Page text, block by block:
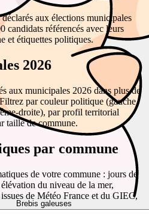
Brebis galeuses
aux élections municipales
candidats référencés avec leurs
et étiquettes politiques.
2026
aux municipales 2026 dans plus de
par couleur politique (gauche,
droite), par profil territorial
taille de commune.
par commune
de votre commune : jours de
du niveau de la mer,
de Météo France et du GIEC,